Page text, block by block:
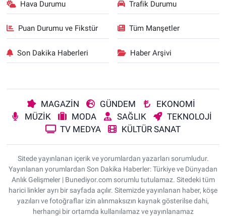
Hava Durumu Trafik Durumu
Puan Durumu ve Fikstür Tüm Manşetler
Son Dakika Haberleri Haber Arşivi
MAGAZİN GÜNDEM
EKONOMİ
MÜZİK
MODA SAĞLIK
TEKNOLOJİ
TV MEDYA
KÜLTÜR SANAT
Sitede yayınlanan içerik ve yorumlardan yazarları sorumludur.
Yayınlanan yorumlardan Son Dakika Haberler: Türkiye ve Dünyadan
Anlık Gelişmeler | Bunediyor.com sorumlu tutulamaz. Sitedeki tüm
harici linkler ayrı bir sayfada açılır. Sitemizde yayınlanan haber, köşe
yazıları ve fotoğraflar izin alınmaksızın kaynak gösterilse dahi,
herhangi bir ortamda kullanılamaz ve yayınlanamaz